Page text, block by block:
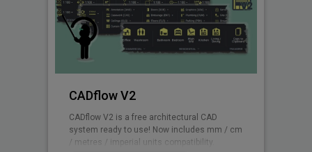
CADflow V2
CADflow V2 is a free architectural CAD
system ready to use! Now includes mm / cm
/ metres / imperial units compatibility.